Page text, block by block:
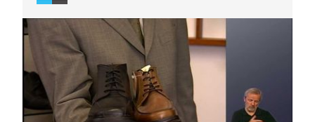
I samotné představování má své zvyklosti a často
nestačí říci jen jméno. Na druhou stranu někdy
může být představování se jiným lidem vyloženě
nevhodné.